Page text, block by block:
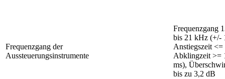
Frequenzgang der
Aussteuerungsinstrumente
Frequenzgang
bis 21 kHz (+/-
Anstiegszeit <=
Abklingzeit >=
ms),
bis zu 3,2 dB